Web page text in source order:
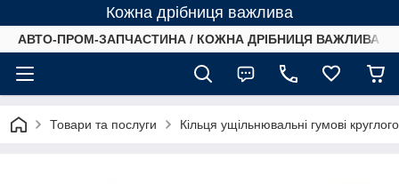
Кожна дрібниця важлива
АВТО-ПРОМ-ЗАПЧАСТИНА / КОЖНА ДРІБНИЦЯ ВАЖЛИВА /
Товари та послуги Кільця ущільнювальні гумові